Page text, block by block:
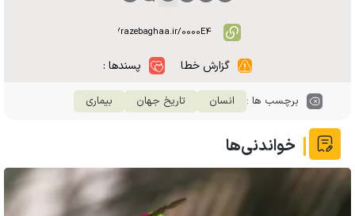
گزارش خطا پسندها :
برچسب ها : انسان تاریخ جهان بیماری
خواندنی‌ها